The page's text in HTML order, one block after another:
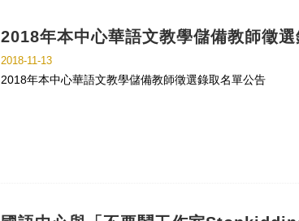
2018年本中心華語文教學儲備教師徵
2018-11-13
2018年本中心華語文教學儲備教師徵選錄取名單公告